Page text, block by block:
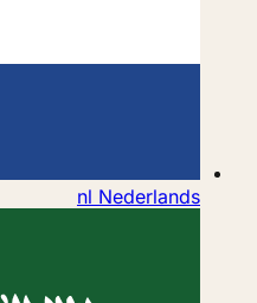
nl Nederlands